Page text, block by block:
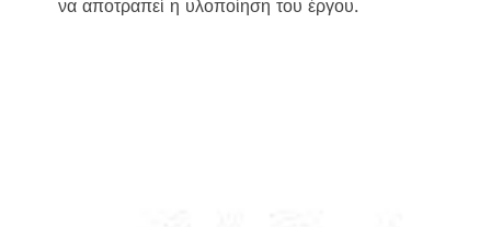
να αποτραπεί η υλοποίηση του έργου.